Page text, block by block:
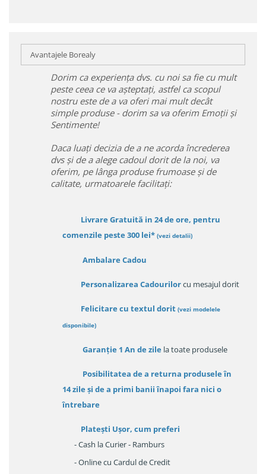
Avantajele Borealy
Dorim ca experiența dvs. cu noi sa fie cu mult
peste ceea ce va așteptați, astfel ca scopul
nostru este de a va oferi mai mult decât
simple produse - dorim sa va oferim Emoții și
Sentimente!
Daca luați decizia de a ne acorda încrederea
dvs și de a alege cadoul dorit de la noi, va
oferim, pe lânga produse frumoase și de
calitate, urmatoarele facilitați:
Livrare Gratuită in 24 de ore, pentru
comenzile peste 300 lei* (vezi detalii)
Ambalare Cadou
Personalizarea Cadourilorcu mesajul dorit
Felicitare cu textul dorit (vezi modelele
disponibile)
Garanție 1 An de zile la toate produsele
Posibilitatea de a returna produsele în
14 zileși de a primi banii înapoi fara nici o
întrebare
Platești Ușor, cum preferi
- Cash la Curier - Ramburs
- Online cu Cardul de Credit